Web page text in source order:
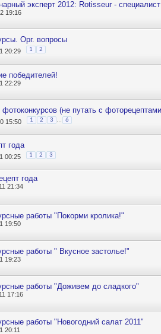
эксперт 2012: Rotisseur -
19:16
Орг. вопросы
20:29 1 2
победителей!
22:29
(не путать с
15:50 1 2 3 6
года
00:25 1 2 3
года
21:34
работы "Покорми кролика!"
19:50
работы " Вкусное застолье!"
19:23
работы "Доживем до сладкого"
17:16
работы "Новогодний салат 2011"
20:11